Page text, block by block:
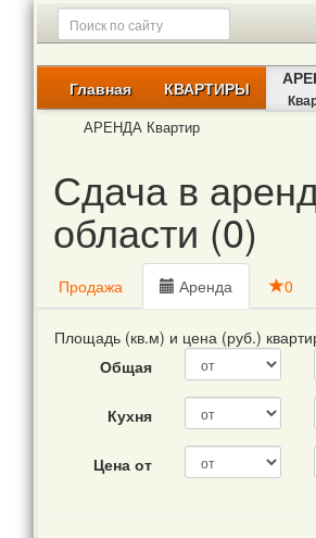
Главная КВАРТИРЫ
АРЕНДА Квартир
Сдача в
области (0)
Продажа Аренда 0
Площадь (кв.м) и цена (руб.)
Общая
Кухня
Цена от